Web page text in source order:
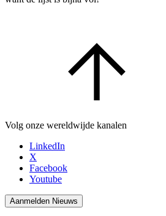
Volg onze wereldwijde kanalen
LinkedIn
X
Facebook
Youtube
Aanmelden Nieuws